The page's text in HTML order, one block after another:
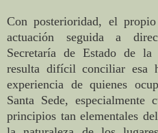
Con posterioridad, el
actuación seguida a
Secretaría de Estado de la
resulta difícil conciliar esa
experiencia de quienes
Santa Sede, especialmente
principios tan elementales